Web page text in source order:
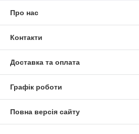
Про нас
Контакти
Доставка та оплата
Графік роботи
Повна версія сайту